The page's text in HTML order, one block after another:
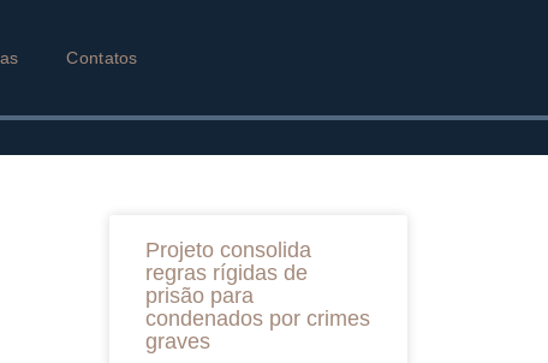
Contatos
Projeto consolida
regras rígidas de
prisão para
condenados por crimes
graves